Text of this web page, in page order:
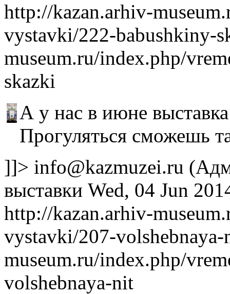
http://kazan.arhiv-
vystavki/222-babushkiny-
museum.ru/index.php/
skazki
А у нас в июне
Прогуляться сможешь
]]> info@kazmuzei.ru
выставки Wed, 04 Jun
http://kazan.arhiv-
vystavki/207-
museum.ru/index.php/
volshebnaya-nit